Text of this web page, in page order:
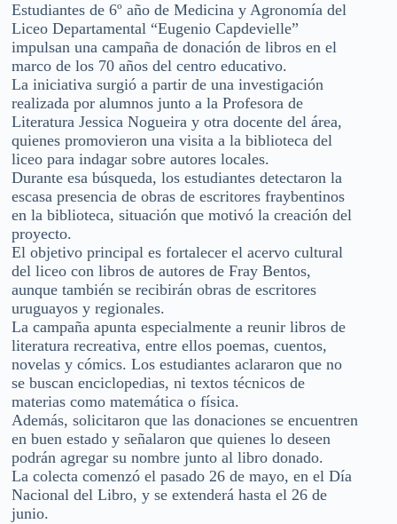
Estudiantes de 6º año de Medicina y Agronomía del
Liceo Departamental “Eugenio Capdevielle”
impulsan una campaña de donación de libros en el
marco de los 70 años del centro educativo.
La iniciativa surgió a partir de una investigación
realizada por alumnos junto a la Profesora de
Literatura Jessica Nogueira y otra docente del área,
quienes promovieron una visita a la biblioteca del
liceo para indagar sobre autores locales.
Durante esa búsqueda, los estudiantes detectaron la
escasa presencia de obras de escritores fraybentinos
en la biblioteca, situación que motivó la creación del
proyecto.
El objetivo principal es fortalecer el acervo cultural
del liceo con libros de autores de Fray Bentos,
aunque también se recibirán obras de escritores
uruguayos y regionales.
La campaña apunta especialmente a reunir libros de
literatura recreativa, entre ellos poemas, cuentos,
novelas y cómics. Los estudiantes aclararon que no
se buscan enciclopedias, ni textos técnicos de
materias como matemática o física.
Además, solicitaron que las donaciones se encuentren
en buen estado y señalaron que quienes lo deseen
podrán agregar su nombre junto al libro donado.
La colecta comenzó el pasado 26 de mayo, en el Día
Nacional del Libro, y se extenderá hasta el 26 de
junio.